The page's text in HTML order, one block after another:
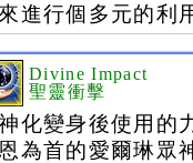
進行個多元的利
Divine Impact
聖靈衝擊
化變身後使用的
為首的愛爾琳眾